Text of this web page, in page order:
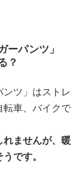
ーパンツ」
？
ンツ」はストレ
転車、バイクで
れませんが、暖
です。